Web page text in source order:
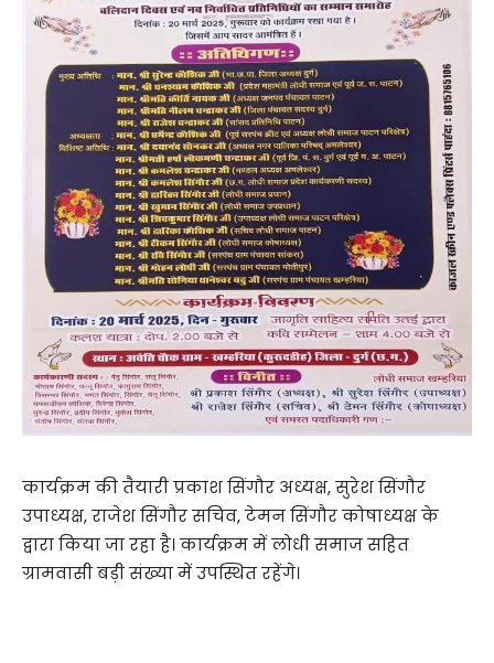
कार्यक्रम की तैयारी प्रकाश सिंगौर अध्यक्ष, सुरेश सिंगौर
उपाध्यक्ष, राजेश सिंगौर सचिव, टेमन सिंगौर कोषाध्यक्ष के
द्वारा किया जा रहा है। कार्यक्रम में लोधी समाज सहित
ग्रामवासी बड़ी संख्या में उपस्थित रहेंगे।